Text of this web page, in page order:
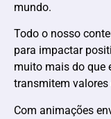
mundo.
Todo o nosso
para impactar
muito mais do que
transmitem
Com animações